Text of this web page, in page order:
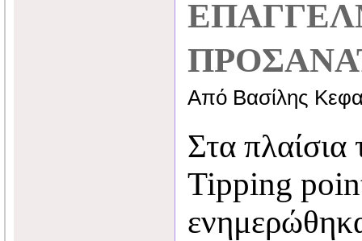
Από Βασίλης
Στα
Tipping